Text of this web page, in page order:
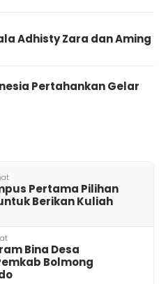
Adhisty Zara dan Aming
Pertahankan Gelar
Pertama Pilihan
Berikan Kuliah
Bina Desa
Bolmong